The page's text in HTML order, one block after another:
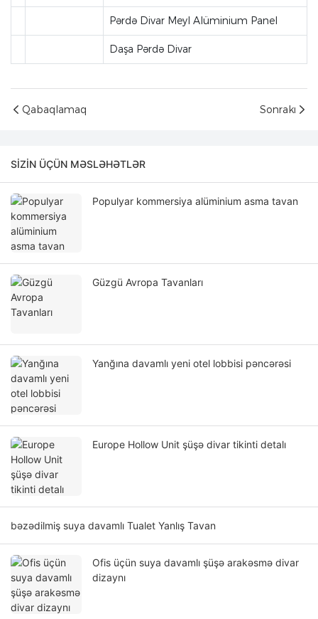
Pərdə Divar Meyl Alüminium Panel
Daşa Pərdə Divar
Qabaqlamaq Sonrakı
SIZIN ÜÇÜN MƏSLƏHƏTLƏR
Populyar kommersiya alüminium asma tavan
Güzgü Avropa Tavanları
Yanğına davamlı yeni otel lobbisi pəncərəsi
Europe Hollow Unit şüşə divar tikinti detalı
bəzədilmiş suya davamlı Tualet Yanlış Tavan
Ofis üçün suya davamlı şüşə arakəsmə divar
dizaynı